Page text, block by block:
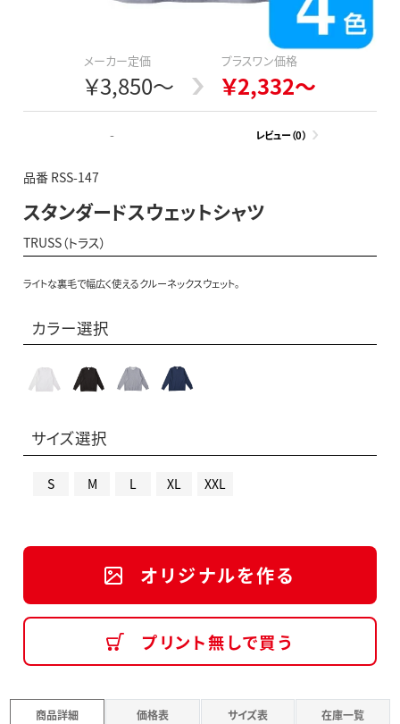
メーカー定価
￥3,850～
プラスワン価格
￥2,332～
- レビュー（0）
品番 RSS-147
スタンダードスウェットシャツ
TRUSS（トラス）
ライトな裏毛で幅広く使えるクルーネックスウェット｡
カラー選択
サイズ選択
S M L XL XXL
オリジナルを作る
プリント無しで買う
商品詳細 価格表 サイズ表 在庫一覧